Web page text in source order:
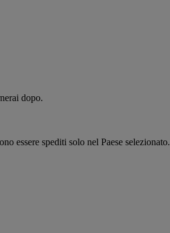
dopo.
essere spediti solo nel Paese selezionato.